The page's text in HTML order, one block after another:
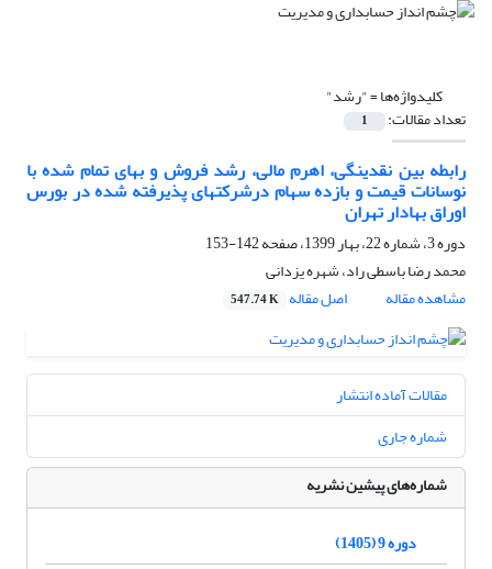
کلیدواژه‌ها ="رشد"
تعداد مقالات: 1
رابطه بین نقدینگی، اهرم مالی، رشد فروش و بهای تمام شده با
نوسانات قیمت و بازده سهام درشرکتهای پذیرفته شده در بورس
اوراق بهادار تهران
دوره 3، شماره 22، بهار 1399، صفحه
142-153
محمد رضا باسطی راد، شهره یزدانی
مشاهده مقاله
اصل مقاله 547.74 K
مقالات آماده انتشار
شماره جاری
شماره‌های پیشین نشریه
دوره 9 (1405)